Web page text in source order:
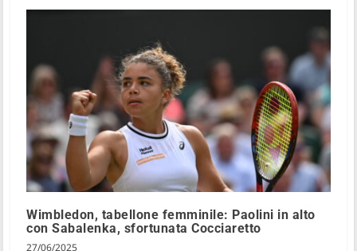
Wimbledon, tabellone femminile: Paolini in alto
con Sabalenka, sfortunata Cocciaretto
27/06/2025